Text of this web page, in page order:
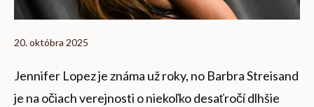
20. októbra 2025
Jennifer Lopez je známa už roky, no Barbra Streisand
je na očiach verejnosti o niekoľko desaťročí dlhšie